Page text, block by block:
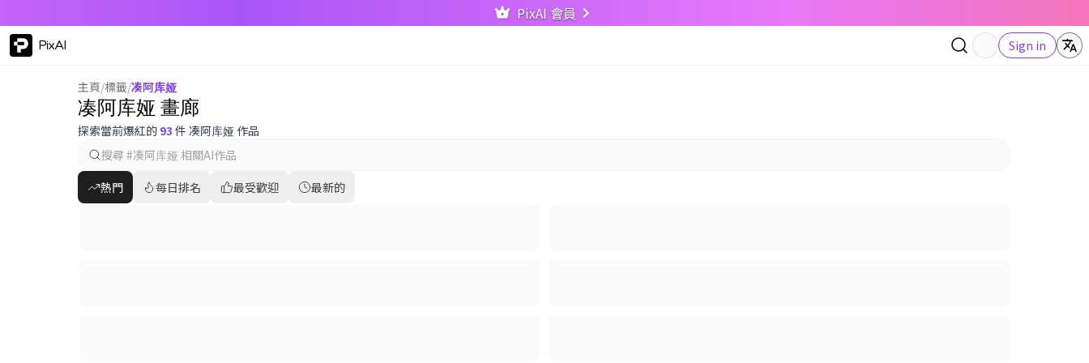
PixAI 會員
PixAI Sign in
主頁/標籤/凑阿库娅
凑阿库娅 畫廊
探索當前爆紅的 93 件 凑阿库娅 作品
熱門 每日排名 最受歡迎 最新的